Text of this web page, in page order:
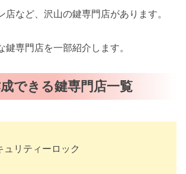
店など、沢山の鍵専門店があります。
鍵専門店を一部紹介します。
できる鍵専門店一覧
ュリティーロック